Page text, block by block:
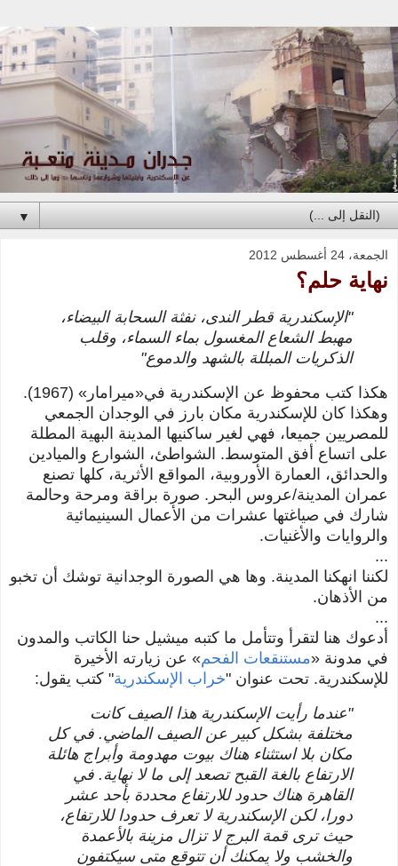
▼
الجمعة، 24 أغسطس 2012
نهاية حلم؟
"الإسكندرية قطر الندى، نفثة السحابة البيضاء،
مهبط الشعاع المغسول بماء السماء، وقلب
الذكريات المبللة بالشهد والدموع"
هكذا كتب محفوظ عن الإسكندرية في«ميرامار »
(1967).
وهكذا كان للإسكندرية مكان بارز في الوجدان الجمعي
للمصريين جميعا، فهي لغير ساكنيها المدينة البهية المطلة
على اتساع أفق المتوسط. الشواطئ، الشوارع والميادين
والحدائق، العمارة الأوروبية، المواقع الأثرية، كلها تصنع
عمران المدينة/عروس البحر. صورة براقة ومرحة وحالمة
شارك في صياغتها عشرات من الأعمال السينيمائية
والروايات والأغنيات.
...
لكننا انهكنا المدينة. وها هي الصورة الوجدانية توشك أن تخبو
من الأذهان.
...
أدعوك هنا لتقرأ وتتأمل ما كتبه ميشيل حنا الكاتب والمدون
في مدونة «مستنقعات الفحم» عن زيارته الأخيرة
للإسكندرية. تحت عنوان "خراب الإسكندرية" كتب يقول:
"عندما رأيت الإسكندرية هذا الصيف كانت
مختلفة بشكل كبير عن الصيف الماضي. في كل
مكان بلا استثناء هناك بيوت مهدومة وأبراج هائلة
الارتفاع بالغة القبح تصعد إلى ما لا نهاية. في
القاهرة هناك حدود للارتفاع محددة بأحد عشر
دورا، لكن الإسكندرية لا تعرف حدودا للارتفاع،
حيث ترى قمة البرج لا تزال مزينة بالأعمدة
والخشب ولا يمكنك أن تتوقع متى سيكتفون